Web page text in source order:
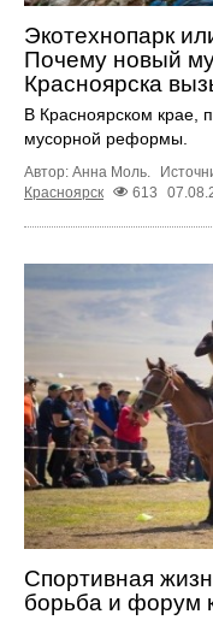
Экотехнопарк
Почему новый
Красноярска
В Красноярском крае,
мусорной реформы.
Автор: Анна Моль.
Красноярск
613
Спортивная
борьба и форум